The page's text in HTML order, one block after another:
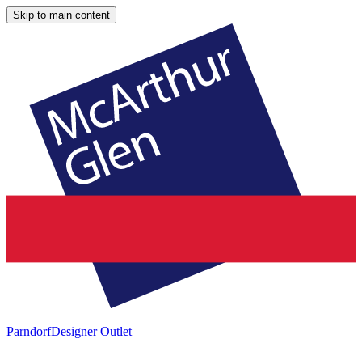
Skip to main content
ParndorfDesigner Outlet